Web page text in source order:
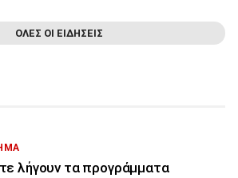
ΟΛΕΣ ΟΙ ΕΙΔΗΣΕΙΣ
λήγουν τα προγράμματα